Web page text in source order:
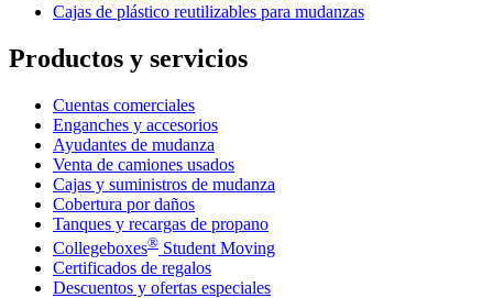
Cajas de plástico reutilizables para mudanzas
Productos y servicios
Cuentas comerciales
Enganches y accesorios
Ayudantes de mudanza
Venta de camiones usados
Cajas y suministros de mudanza
Cobertura por daños
Tanques y recargas de propano
Collegeboxes® Student Moving
Certificados de regalos
Descuentos y ofertas especiales